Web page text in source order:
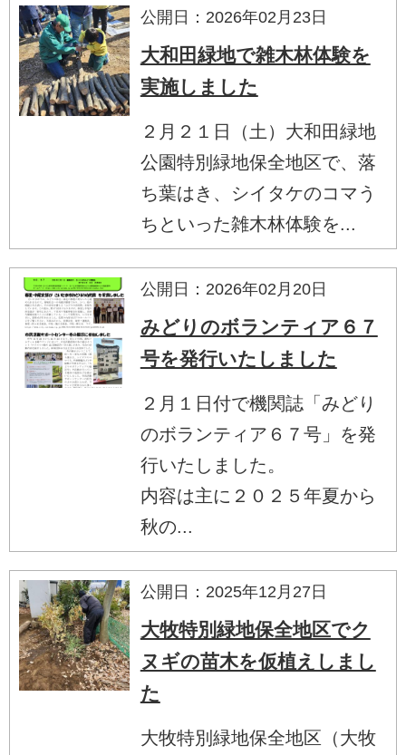
公開日：2026年02月23日
大和田緑地で雑木林体験を
実施しました
２月２１日（土）大和田緑地
公園特別緑地保全地区で、落
ち葉はき、シイタケのコマう
ちといった雑木林体験を...
公開日：2026年02月20日
みどりのボランティア６７
号を発行いたしました
２月１日付で機関誌「みどり
のボランティア６７号」を発
行いたしました。
内容は主に２０２５年夏から
秋の...
公開日：2025年12月27日
大牧特別緑地保全地区でク
ヌギの苗木を仮植えしまし
た
大牧特別緑地保全地区（大牧